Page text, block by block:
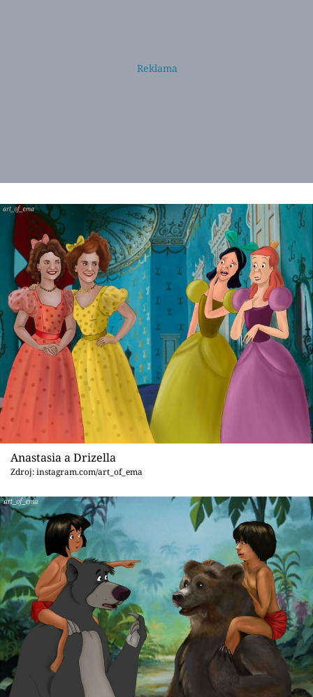
Anastasia a Drizella
Zdroj: instagram.com/art_of_ema